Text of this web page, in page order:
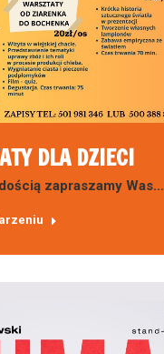
DLA DZIECI
zapraszamy Was…